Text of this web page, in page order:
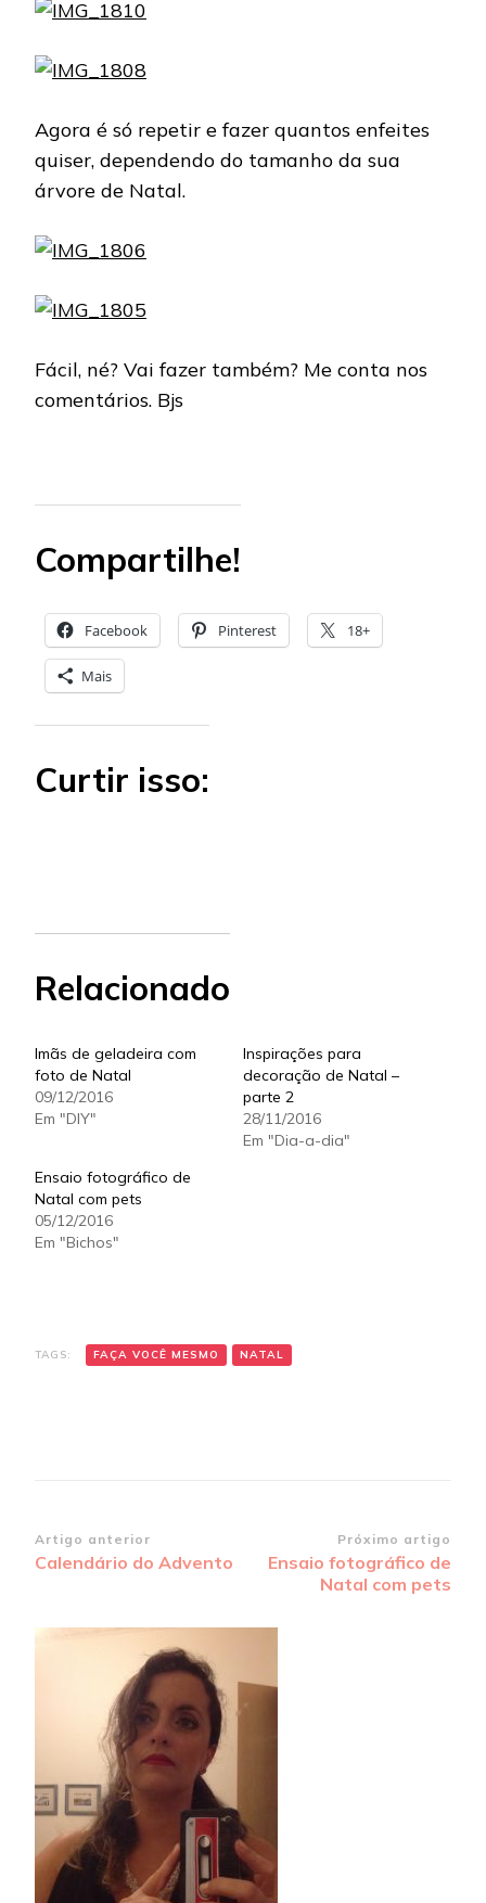
Agora é só repetir e fazer quantos enfeites
quiser, dependendo do tamanho da sua
árvore de Natal.
Fácil, né? Vai fazer também? Me conta nos
comentários. Bjs
Compartilhe!
Facebook Pinterest 18+
Mais
Curtir isso:
Relacionado
Imãs de geladeira com
foto de Natal
09/12/2016
Em "DIY"
Inspirações para
decoração de Natal –
parte 2
28/11/2016
Em "Dia-a-dia"
Ensaio fotográfico de
Natal com pets
05/12/2016
Em "Bichos"
TAGS: FAÇA VOCÊ MESMO NATAL
Navegação
de
Artigo anterior
Calendário do Advento
Próximo artigo
Ensaio fotográfico de
Natal com pets